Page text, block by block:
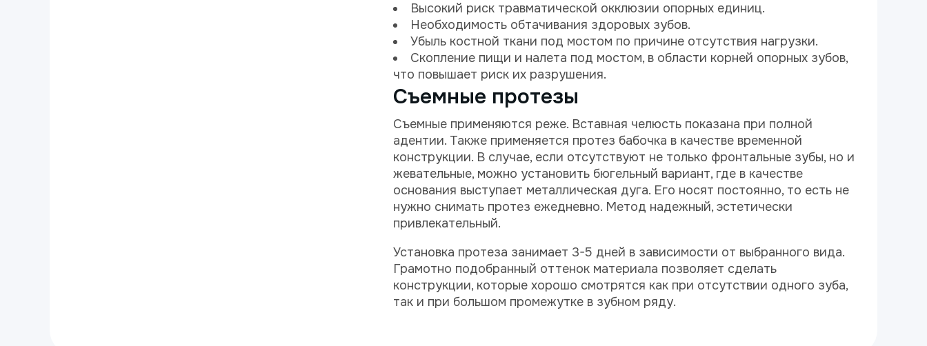
Высокий риск травматической окклюзии опорных единиц.
Необходимость обтачивания здоровых зубов.
Убыль костной ткани под мостом по причине отсутствия нагрузки.
Скопление пищи и налета под мостом, в области корней опорных зубов,
что повышает риск их разрушения.
Съемные протезы
Съемные применяются реже. Вставная челюсть показана при полной
адентии. Также применяется протез бабочка в качестве временной
конструкции. В случае, если отсутствуют не только фронтальные зубы, но и
жевательные, можно установить бюгельный вариант, где в качестве
основания выступает металлическая дуга. Его носят постоянно, то есть не
нужно снимать протез ежедневно. Метод надежный, эстетически
привлекательный.
Установка протеза занимает 3-5 дней в зависимости от выбранного вида.
Грамотно подобранный оттенок материала позволяет сделать
конструкции, которые хорошо смотрятся как при отсутствии одного зуба,
так и при большом промежутке в зубном ряду.